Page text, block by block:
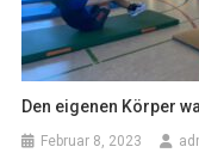
Den eigenen Körper
Februar 8, 2023